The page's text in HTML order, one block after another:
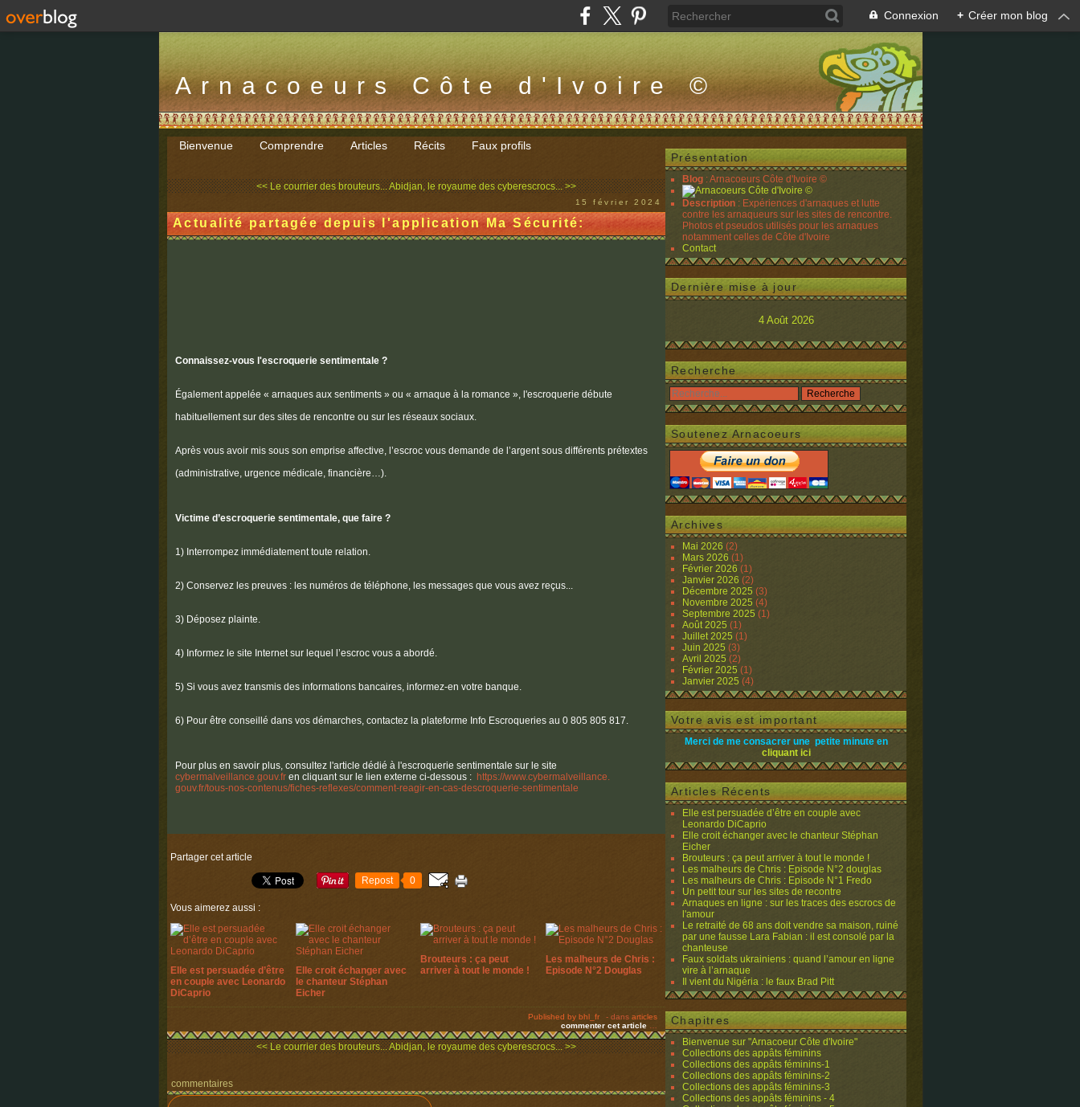
Connexion + Créer mon blog
Arnacoeurs Côte d'Ivoire ©
Bienvenue Comprendre Articles Récits Faux profils
<< Le courrier des brouteurs...Abidjan, le royaume des cyberescrocs... >>
15 février 2024
Actualité partagée depuis l'application Ma Sécurité:
Connaissez-vous l'escroquerie sentimentale ?
Également appelée « arnaques aux sentiments » ou « arnaque à la romance », l'escroquerie débute
habituellement sur des sites de rencontre ou sur les réseaux sociaux.
Après vous avoir mis sous son emprise affective, l’escroc vous demande de l’argent sous différents prétextes
(administrative, urgence médicale, financière…).
Victime d’escroquerie sentimentale, que faire ?
1) Interrompez immédiatement toute relation.
2) Conservez les preuves : les numéros de téléphone, les messages que vous avez reçus...
3) Déposez plainte.
4) Informez le site Internet sur lequel l’escroc vous a abordé.
5) Si vous avez transmis des informations bancaires, informez-en votre banque.
6) Pour être conseillé dans vos démarches, contactez la plateforme Info Escroqueries au 0 805 805 817.
Pour plus en savoir plus, consultez l'article dédié à l'escroquerie sentimentale sur le site
cybermalveillance.gouv.fr en cliquant sur le lien externe ci-dessous : https://www.cybermalveillance.
gouv.fr/tous-nos-contenus/fiches-reflexes/comment-reagir-en-cas-descroquerie-sentimentale
Partager cet article
Repost 0
Vous aimerez aussi :
Elle est persuadée d’être
en couple avec Leonardo
DiCaprio
Elle croit échanger avec
le chanteur Stéphan
Eicher
Brouteurs : ça peut
arriver à tout le monde !
Les malheurs de Chris :
Episode N°2 Douglas
Published by bhl_fr - dans articles
commenter cet article
<< Le courrier des brouteurs...Abidjan, le royaume des cyberescrocs... >>
commentaires
Présentation
Blog : Arnacoeurs Côte d'Ivoire ©
Description : Expériences d'arnaques et lutte
contre les arnaqueurs sur les sites de rencontre.
Photos et pseudos utilisés pour les arnaques
notamment celles de Côte d'Ivoire
Contact
Dernière mise à jour
4 Août 2026
Recherche
Soutenez Arnacoeurs
Archives
Mai 2026 (2)
Mars 2026 (1)
Février 2026 (1)
Janvier 2026 (2)
Décembre 2025 (3)
Novembre 2025 (4)
Septembre 2025 (1)
Août 2025 (1)
Juillet 2025 (1)
Juin 2025 (3)
Avril 2025 (2)
Février 2025 (1)
Janvier 2025 (4)
Votre avis est important
Merci de me consacrer une petite minute en
cliquant ici
Articles Récents
Elle est persuadée d’être en couple avec
Leonardo DiCaprio
Elle croit échanger avec le chanteur Stéphan
Eicher
Brouteurs : ça peut arriver à tout le monde !
Les malheurs de Chris : Episode N°2 douglas
Les malheurs de Chris : Episode N°1 Fredo
Un petit tour sur les sites de recontre
Arnaques en ligne : sur les traces des escrocs de
l'amour
Le retraité de 68 ans doit vendre sa maison, ruiné
par une fausse Lara Fabian : il est consolé par la
chanteuse
Faux soldats ukrainiens : quand l’amour en ligne
vire à l’arnaque
Il vient du Nigéria : le faux Brad Pitt
Chapitres
Bienvenue sur "Arnacoeur Côte d'Ivoire"
Collections des appâts féminins
Collections des appâts féminins-1
Collections des appâts féminins-2
Collections des appâts féminins-3
Collections des appâts féminins - 4